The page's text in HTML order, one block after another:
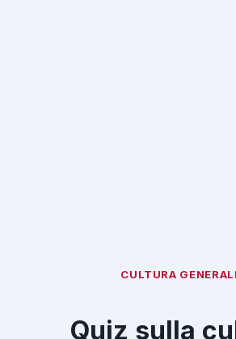
CULTURA
Quiz sulla